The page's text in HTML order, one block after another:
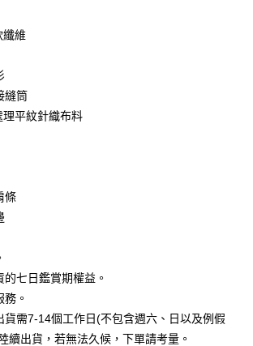
行
行
供，台灣大哥大用戶可立即使用無須另外申請。
你分期」，訂單成立後會自動跳轉到大哥付的交易
，選擇欲分期的期數、繳款截止日，確認付款後即完
數及費用金額請依後續交易確認頁面所載為準。
如未前往確認交易或遇審核未通過，訂單將自動取
未通過狀況，表示未達大哥付你分期系統評分，恕無
付」】
收到商品之後才付款」的支付方式。 讓您購物簡單
員、不需綁卡、不需儲值。
碼，簡訊認證，即可結帳。
／服務後，再付款。
纖維
縫筒
平紋針織布料
條
七日鑑賞期權益。
。
貨需7-14個工作日(不包含週六、日以及例假
續出貨，若無法久候，下單請考量。